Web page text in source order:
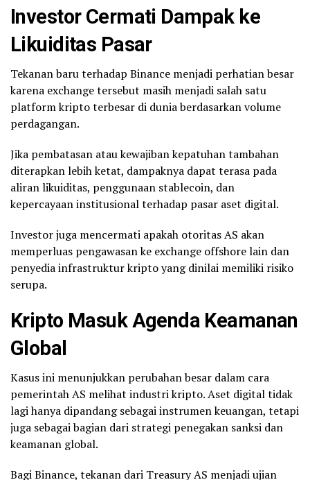
We’ve asked for corrections to
recent reporting.
pic.twitter.com/glA9bdGaw1
— Richard Teng (@_RichardTeng) February 16, 2026
Investor Cermati Dampak ke
Likuiditas Pasar
Tekanan baru terhadap Binance menjadi perhatian besar
karena exchange tersebut masih menjadi salah satu
platform kripto terbesar di dunia berdasarkan volume
perdagangan.
Jika pembatasan atau kewajiban kepatuhan tambahan
diterapkan lebih ketat, dampaknya dapat terasa pada
aliran likuiditas, penggunaan stablecoin, dan
kepercayaan institusional terhadap pasar aset digital.
Investor juga mencermati apakah otoritas AS akan
memperluas pengawasan ke exchange offshore lain dan
penyedia infrastruktur kripto yang dinilai memiliki risiko
serupa.
Kripto Masuk Agenda Keamanan
Global
Kasus ini menunjukkan perubahan besar dalam cara
pemerintah AS melihat industri kripto. Aset digital tidak
lagi hanya dipandang sebagai instrumen keuangan, tetapi
juga sebagai bagian dari strategi penegakan sanksi dan
keamanan global.
Bagi Binance, tekanan dari Treasury AS menjadi ujian